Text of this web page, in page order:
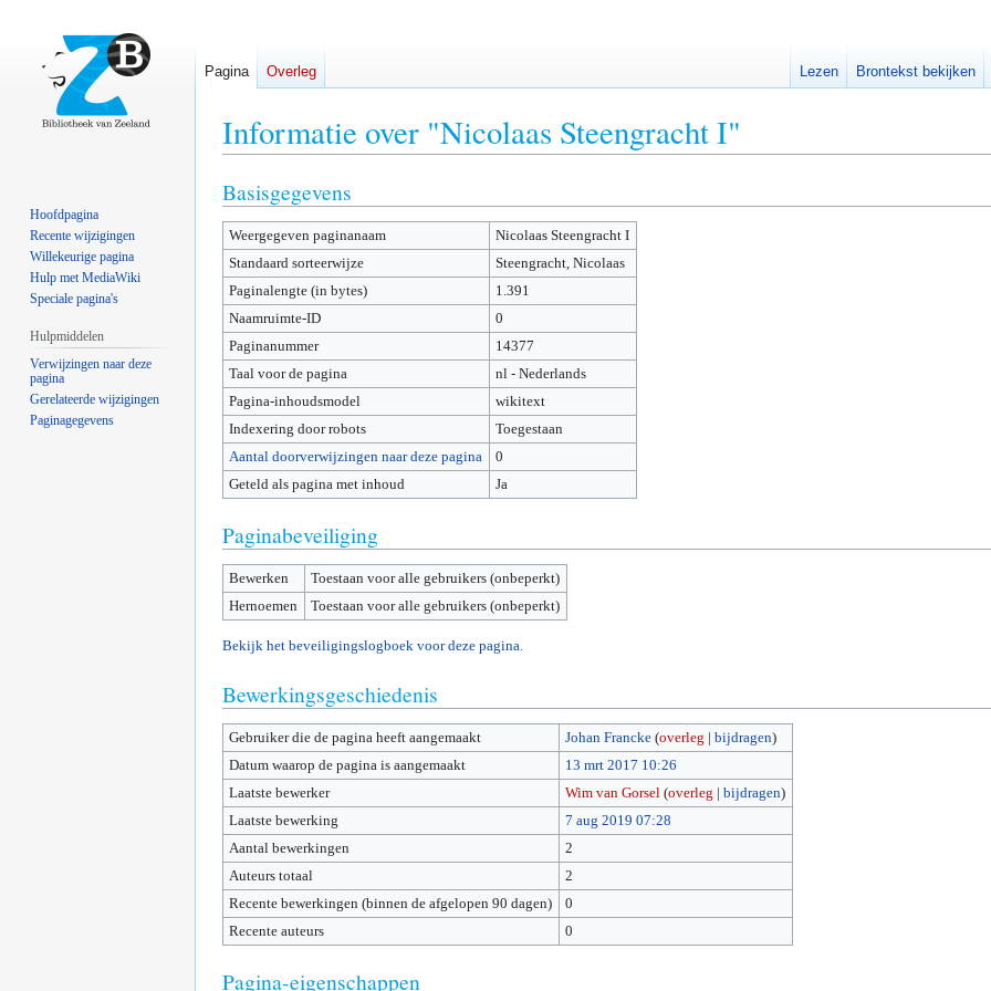
Informatie over "Nicolaas Steengracht I"
Naar
navigatie
springen
Naar
zoeken
springen
Basisgegevens
Weergegeven paginanaam
Nicolaas Steengracht I
Standaard sorteerwijze
Steengracht, Nicolaas
Paginalengte (in bytes)
1.391
Naamruimte-ID
0
Paginanummer
14377
Taal voor de pagina
nl - Nederlands
Pagina-inhoudsmodel
wikitext
Indexering door robots
Toegestaan
Aantal doorverwijzingen naar deze pagina
0
Geteld als pagina met inhoud
Ja
Paginabeveiliging
Bewerken
Toestaan voor alle gebruikers (onbeperkt)
Hernoemen
Toestaan voor alle gebruikers (onbeperkt)
Bekijk het beveiligingslogboek voor deze pagina.
Bewerkingsgeschiedenis
Gebruiker die de pagina heeft aangemaakt Johan Francke (overleg |bijdragen)
Datum waarop de pagina is aangemaakt
13 mrt 2017 10:26
Laatste bewerker
Wim van Gorsel (overleg |bijdragen)
Laatste bewerking
7 aug 2019 07:28
Aantal bewerkingen
2
Auteurs totaal
2
Recente bewerkingen (binnen de afgelopen 90 dagen)
0
Recente auteurs
0
Pagina-eigenschappen
Pagina Overleg Lezen Brontekst bekijken
Hoofdpagina
Recente wijzigingen
Willekeurige pagina
Hulp met MediaWiki
Speciale pagina's
Hulpmiddelen
Verwijzingen naar deze
pagina
Gerelateerde wijzigingen
Paginagegevens